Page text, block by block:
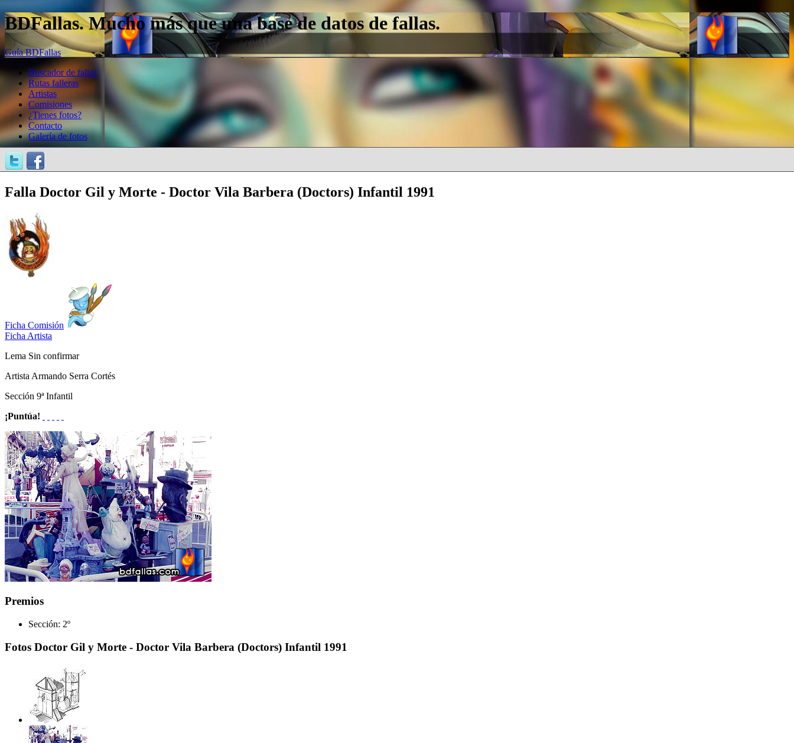
BDFallas. Mucho más que una base de datos de fallas.
Guía BDFallas
Buscador de fallas
Rutas falleras
Artistas
Comisiones
¿Tienes fotos?
Contacto
Galería de fotos
Falla Doctor Gil y Morte - Doctor Vila Barbera (Doctors) Infantil 1991
Ficha Comisión
Ficha Artista
Lema Sin confirmar
Artista Armando Serra Cortés
Sección 9ª Infantil
¡Puntúa!
Premios
Sección: 2º
Fotos Doctor Gil y Morte - Doctor Vila Barbera (Doctors) Infantil 1991